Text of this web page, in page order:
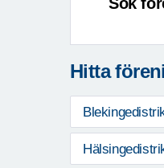
Hitta